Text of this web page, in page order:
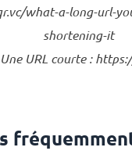
what-a-long-url-
shortening-it
URL courte :